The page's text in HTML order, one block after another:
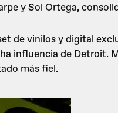
y Sol Ortega,
de vinilos y digital
influencia de Detroit.
más fiel.